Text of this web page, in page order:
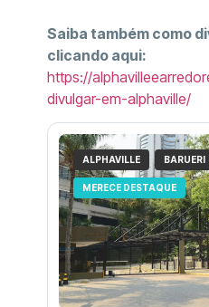
Saiba também como
clicando aqui:
https://
divulgar-em-alphaville/
ALPHAVILLE BARUERI
MERECE DESTAQUE